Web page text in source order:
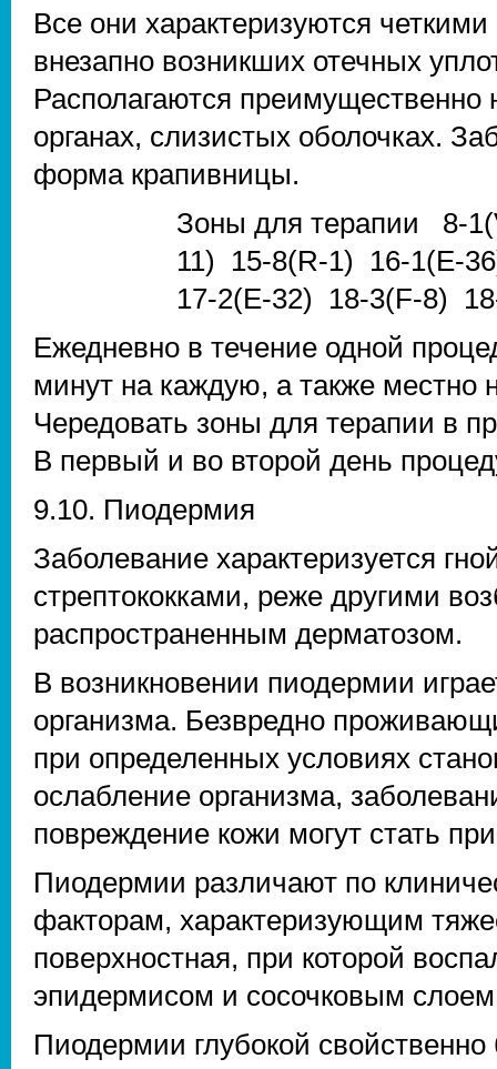
Все они характеризуются
внезапно возникших отечных
Располагаются преимущественно
органах, слизистых оболочках.
форма крапивницы.
Зоны для терапии 8-
11) 15-8(R-1) 16-1(E-
17-2(E-32) 18-3(F-8)
Ежедневно в течение одной
минут на каждую, а также местно
Чередовать зоны для терапии в
В первый и во второй день
9.10. Пиодермия
Заболевание характеризуется
стрептококками, реже другими
распространенным дерматозом.
В возникновении пиодермии
организма. Безвредно
при определенных условиях
ослабление организма,
повреждение кожи могут стать
Пиодермии различают по
факторам, характеризующим
поверхностная, при которой
эпидермисом и сосочковым
Пиодермии глубокой